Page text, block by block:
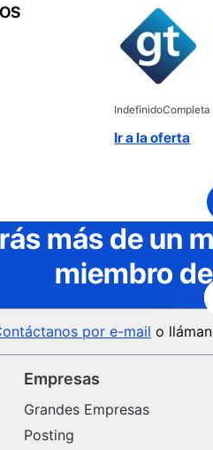
IndefinidoCompleta
Ir a la oferta
más de un
miembro
por e-mail o
Empresas
Grandes Empresas
Posting